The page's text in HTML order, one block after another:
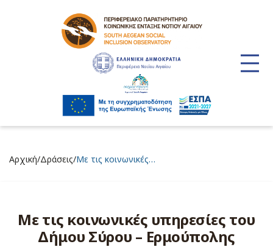
Αρχική/Δράσεις/Με τις κοινωνικές…
Με τις κοινωνικές υπηρεσίες του
Δήμου Σύρου – Ερμούπολης